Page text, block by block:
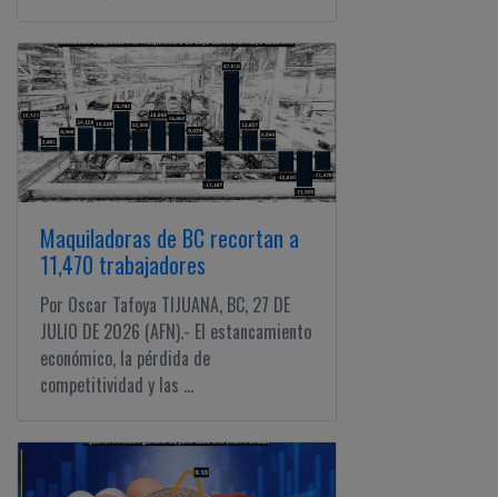
Maquiladoras de BC recortan a
11,470 trabajadores
Por Oscar Tafoya TIJUANA, BC, 27 DE
JULIO DE 2026 (AFN).- El estancamiento
económico, la pérdida de
competitividad y las ...